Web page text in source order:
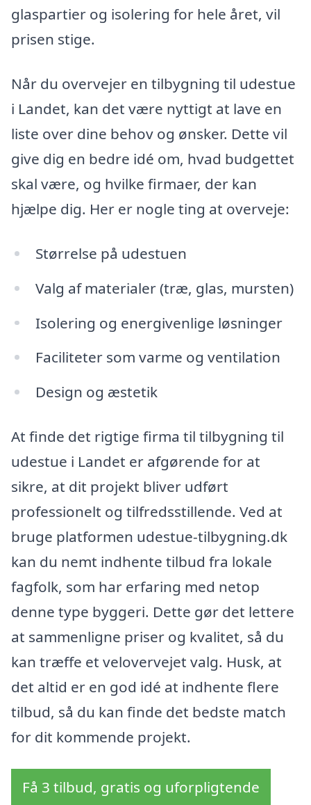
glaspartier og isolering for hele året, vil
prisen stige.
Når du overvejer en tilbygning til udestue
i Landet, kan det være nyttigt at lave en
liste over dine behov og ønsker. Dette vil
give dig en bedre idé om, hvad budgettet
skal være, og hvilke firmaer, der kan
hjælpe dig. Her er nogle ting at overveje:
Størrelse på udestuen
Valg af materialer (træ, glas, mursten)
Isolering og energivenlige løsninger
Faciliteter som varme og ventilation
Design og æstetik
At finde det rigtige firma til tilbygning til
udestue i Landet er afgørende for at
sikre, at dit projekt bliver udført
professionelt og tilfredsstillende. Ved at
bruge platformen udestue-tilbygning.dk
kan du nemt indhente tilbud fra lokale
fagfolk, som har erfaring med netop
denne type byggeri. Dette gør det lettere
at sammenligne priser og kvalitet, så du
kan træffe et velovervejet valg. Husk, at
det altid er en god idé at indhente flere
tilbud, så du kan finde det bedste match
for dit kommende projekt.
Få 3 tilbud, gratis og uforpligtende